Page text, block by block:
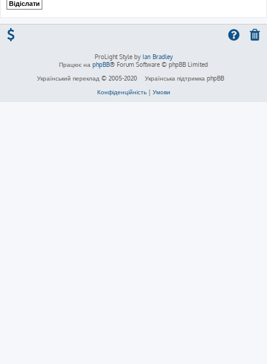
ProLight Style by Ian Bradley
Працює на phpBB® Forum Software © phpBB Limited
Український переклад © 2005-2020
Українська підтримка phpBB
Конфіденційність| Умови